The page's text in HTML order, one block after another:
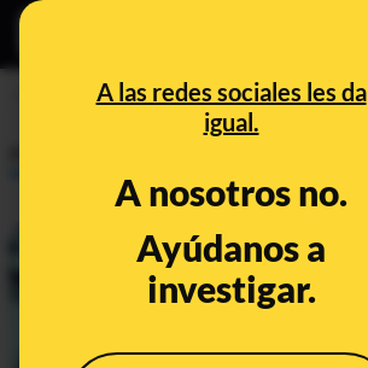
A las redes sociales les da
igual.
A nosotros no.
Ayúdanos a
investigar.
Monterrey